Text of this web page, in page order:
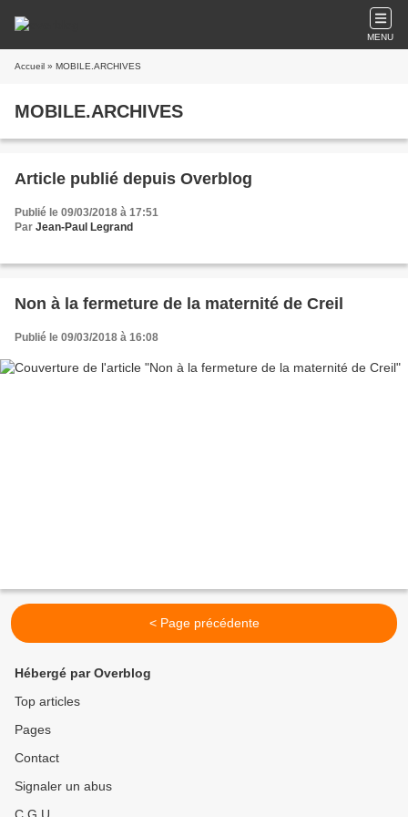
MENU
Accueil » MOBILE.ARCHIVES
MOBILE.ARCHIVES
Article publié depuis Overblog
Publié le 09/03/2018 à 17:51
Par Jean-Paul Legrand
Non à la fermeture de la maternité de Creil
Publié le 09/03/2018 à 16:08
< Page précédente
Hébergé par Overblog
Top articles
Pages
Contact
Signaler un abus